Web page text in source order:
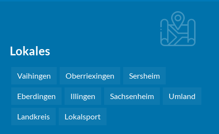
Lokales
Vaihingen Oberriexingen Sersheim
Eberdingen Illingen Sachsenheim Umland
Landkreis Lokalsport